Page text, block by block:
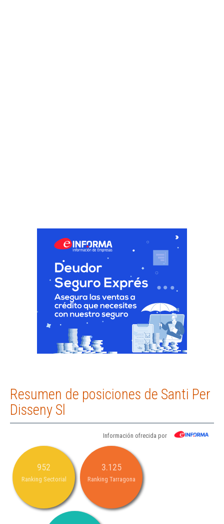
Resumen de posiciones de Santi Per
Disseny Sl
Información ofrecida por
952
Ranking Sectorial
3.125
Ranking Tarragona